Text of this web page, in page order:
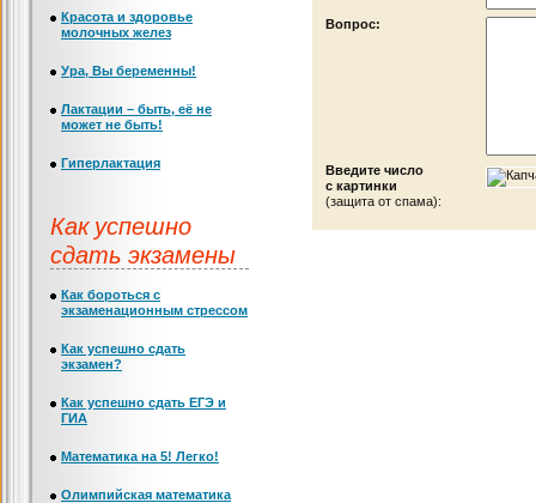
Вопрос:
Введите число
с картинки
(защита от спама):
Красота и здоровье
молочных желез
Ура, Вы беременны!
Лактации – быть, её не
может не быть!
Гиперлактация
Как успешно
сдать экзамены
Как бороться с
экзаменационным стрессом
Как успешно сдать
экзамен?
Как успешно сдать ЕГЭ и
ГИА
Математика на 5! Легко!
Олимпийская математика